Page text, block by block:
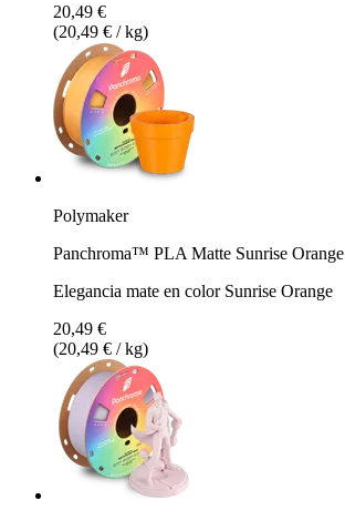
20,49 €
(20,49 € / kg)
Polymaker
Panchroma™ PLA Matte Sunrise Orange
Elegancia mate en color Sunrise Orange
20,49 €
(20,49 € / kg)